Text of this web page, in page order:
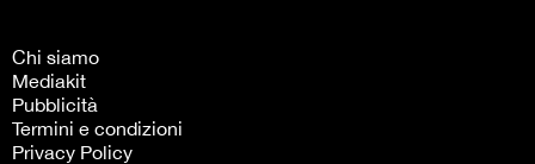
Chi siamo
Mediakit
Pubblicità
Termini e condizioni
Privacy Policy